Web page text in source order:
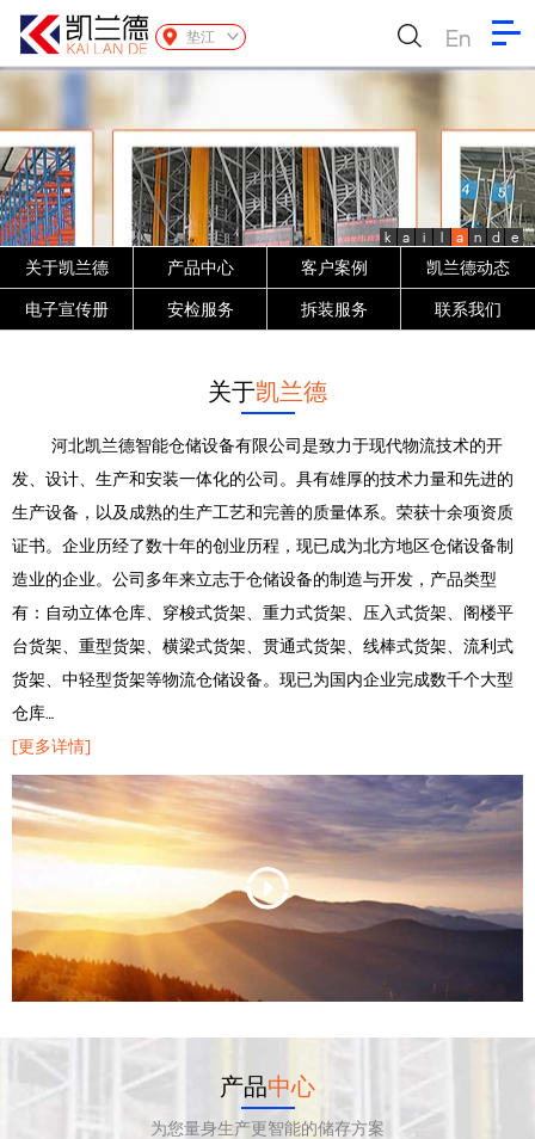
垫江 En
k a i l a n d e
关于凯兰德 产品中心 客户案例 凯兰德动态
电子宣传册 安检服务 拆装服务 联系我们
关于凯兰德
河北凯兰德智能仓储设备有限公司是致力于现代物流技术的开
发、设计、生产和安装一体化的公司。具有雄厚的技术力量和先进的
生产设备，以及成熟的生产工艺和完善的质量体系。荣获十余项资质
证书。企业历经了数十年的创业历程，现已成为北方地区仓储设备制
造业的企业。公司多年来立志于仓储设备的制造与开发，产品类型
有：自动立体仓库、穿梭式货架、重力式货架、压入式货架、阁楼平
台货架、重型货架、横梁式货架、贯通式货架、线棒式货架、流利式
货架、中轻型货架等物流仓储设备。现已为国内企业完成数千个大型
仓库…
[更多详情]
产品中心
为您量身生产更智能的储存方案